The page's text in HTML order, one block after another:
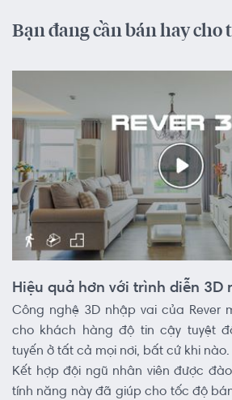
Bạn đang cần bán hay cho
Hiệu quả hơn với trình diễn 3D
Công nghệ 3D nhập vai của Rever
cho khách hàng độ tin cậy tuyệt
tuyến ở tất cả mọi nơi, bất cứ khi nào.
Kết hợp đội ngũ nhân viên được
tính năng này đã giúp cho tốc độ